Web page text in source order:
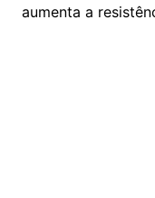
aumenta a